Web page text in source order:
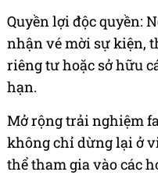
Quyền lợi độc quyền:
nhận vé mời sự kiện,
riêng tư hoặc sở hữu
hạn.
Mở rộng trải nghiệm
không chỉ dừng lại ở
thể tham gia vào các